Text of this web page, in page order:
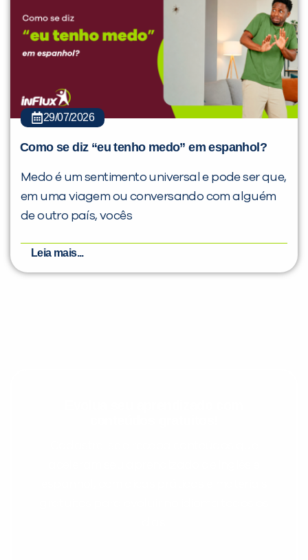
29/07/2026
Como se diz “eu tenho medo” em espanhol?
Medo é um sentimento universal e pode ser que,
em uma viagem ou conversando com alguém
de outro país, vocês
Leia mais...